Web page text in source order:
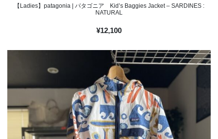
【Ladies】patagonia | パタゴニア Kid’s Baggies Jacket – SARDINES :
NATURAL
¥12,100